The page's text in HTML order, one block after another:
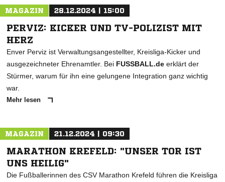
MAGAZIN 28.12.2024 | 15:00
PERVIZ: KICKER UND TV-POLIZIST MIT
HERZ
Enver Perviz ist Verwaltungsangestellter, Kreisliga-Kicker und
ausgezeichneter Ehrenamtler. Bei FUSSBALL.de erklärt der
Stürmer, warum für ihn eine gelungene Integration ganz wichtig
war.
Mehr lesen
MAGAZIN 21.12.2024 | 09:30
MARATHON KREFELD: "UNSER TOR IST
UNS HEILIG"
Die Fußballerinnen des CSV Marathon Krefeld führen die Kreisliga